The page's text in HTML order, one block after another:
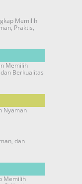
Memilih
Praktis,
Memilih
Berkualitas
Nyaman
dan
Memilih